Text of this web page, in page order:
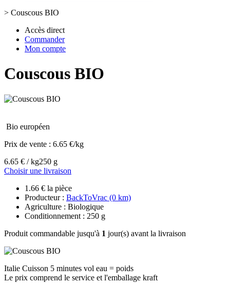
> Couscous BIO
Accès direct
Commander
Mon compte
Couscous BIO
Bio européen
Prix de vente : 6.65 €/kg
6.65 € / kg250 g
Choisir une livraison
1.66 € la pièce
Producteur : BackToVrac (0 km)
Agriculture : Biologique
Conditionnement : 250 g
Produit commandable jusqu'à 1 jour(s) avant la livraison
Italie Cuisson 5 minutes vol eau = poids
Le prix comprend le service et l'emballage kraft